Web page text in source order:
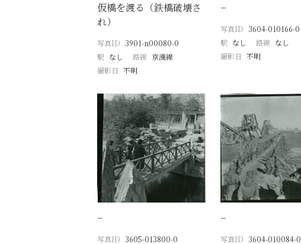
仮橋を渡る（鉄橋破壊さ
れ）
写真ID 3901-n00080-0
駅 なし 路線 京漢線
撮影日 不明
−
写真ID 3604-010166-0
駅 なし 路線 なし
撮影日 不明
−
写真ID 3605-013800-0
−
写真ID 3604-010084-0